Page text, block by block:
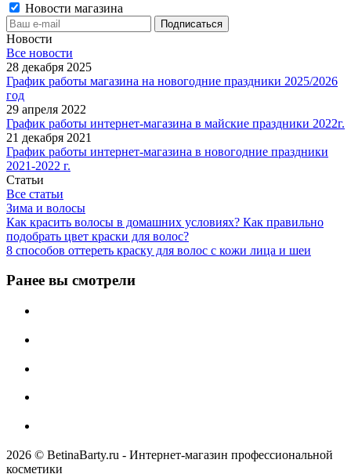
Новости магазина
Новости
Все новости
28 декабря 2025
График работы магазина на новогодние праздники 2025/2026
год
29 апреля 2022
График работы интернет-магазина в майские праздники 2022г.
21 декабря 2021
График работы интернет-магазина в новогодние праздники
2021-2022 г.
Статьи
Все статьи
Зима и волосы
Как красить волосы в домашних условиях? Как правильно
подобрать цвет краски для волос?
8 способов оттереть краску для волос с кожи лица и шеи
Ранее вы смотрели
2026 © BetinaBarty.ru - Интернет-магазин профессиональной
косметики